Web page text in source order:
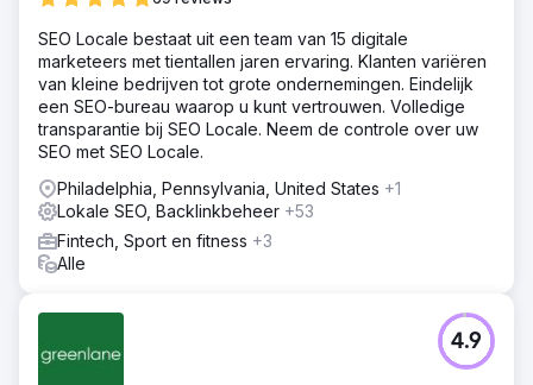
SEO Locale bestaat uit een team van 15 digitale
marketeers met tientallen jaren ervaring. Klanten variëren
van kleine bedrijven tot grote ondernemingen. Eindelijk
een SEO-bureau waarop u kunt vertrouwen. Volledige
transparantie bij SEO Locale. Neem de controle over uw
SEO met SEO Locale.
Philadelphia, Pennsylvania, United States +1
Lokale SEO, Backlinkbeheer +53
Fintech, Sport en fitness +3
Alle
4.9